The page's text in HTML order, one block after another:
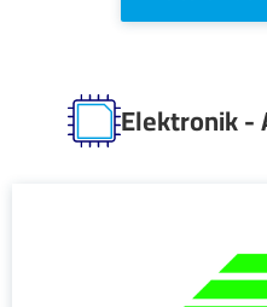
Elektronik -